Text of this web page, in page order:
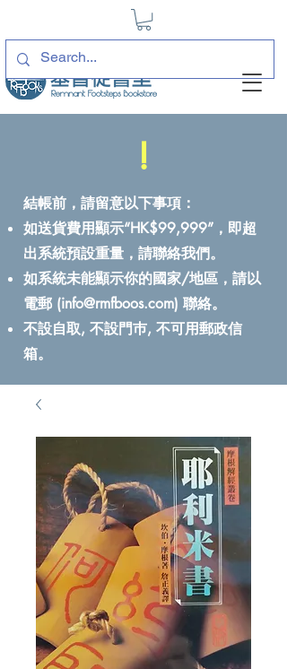
!
結帳前，請留意以下事項：
如送貨費用顯示“HK$99,999”，即超
出系統預設重量，請聯絡我們。
如系統未能顯示你的國家/地區，請以
電郵 (info@rmfboos.com) 聯絡。
不設自取, 不設門巿, 不可用郵政信
箱。